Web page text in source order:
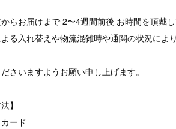
らお届けまで 2〜4週間前後 お時間を頂戴し
よる入れ替えや物流混雑時や通関の状況によ
さいますようお願い申し上げます。
】
ード